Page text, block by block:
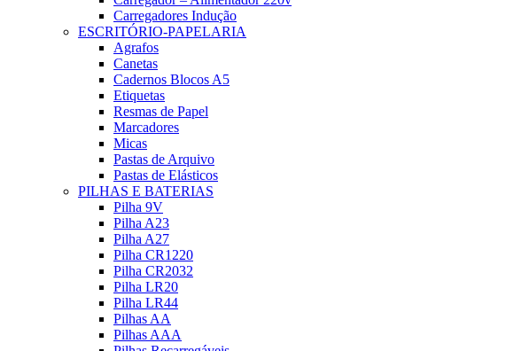
Carregadores Indução
ESCRITÓRIO-PAPELARIA
Agrafos
Canetas
Cadernos Blocos A5
Etiquetas
Resmas de Papel
Marcadores
Micas
Pastas de Arquivo
Pastas de Elásticos
PILHAS E BATERIAS
Pilha 9V
Pilha A23
Pilha A27
Pilha CR1220
Pilha CR2032
Pilha LR20
Pilha LR44
Pilhas AA
Pilhas AAA